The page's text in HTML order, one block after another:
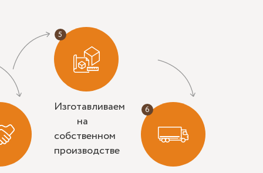
экономит проход, стационарная панель
стекло 8 мм: оно стабильнее на широких
стекла упрощает уход и снижает
высокое может нарушить вентиляцию
на разных поверхностях по-разному
Изготавливаем
на
собственном
производстве